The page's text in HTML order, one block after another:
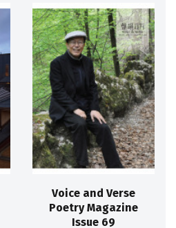
Voice and Verse
Poetry Magazine
Issue 69